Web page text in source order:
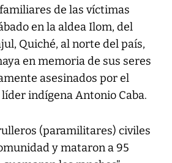
de las víctimas
en la aldea Ilom, del
Quiché, al norte del país,
en memoria de sus seres
asesinados por el
indígena Antonio Caba.
(paramilitares) civiles
y mataron a 95